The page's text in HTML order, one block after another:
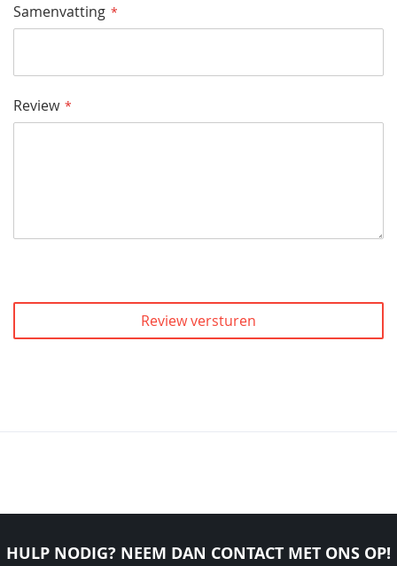
Samenvatting
Review
Review versturen
HULP NODIG? NEEM DAN CONTACT MET ONS OP!